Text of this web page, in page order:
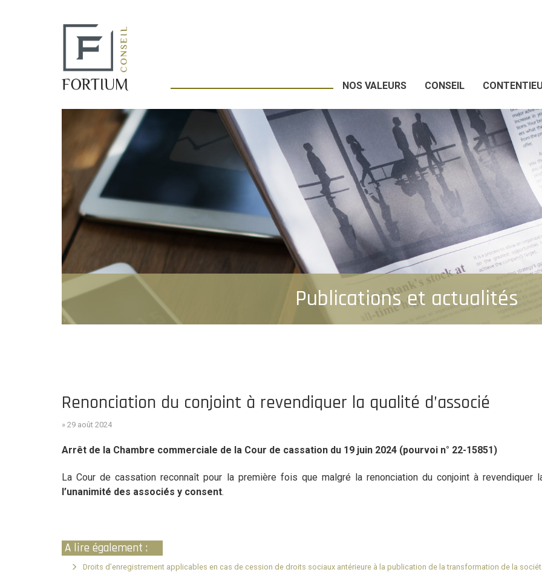
NOS VALEURS CONSEIL
Publications et actualités
Renonciation du conjoint à revendiquer la qualité d’associé
» 29 août 2024
Arrêt de la Chambre commerciale de la Cour de cassation du 19 juin 2024 (pourvoi n° 22-15851)
La Cour de cassation reconnaît pour la première fois que malgré la renonciation du conjoint à revendiquer
l’unanimité des associés y consent.
A lire également :
Droits d’enregistrement applicables en cas de cession de droits sociaux antérieure à la publication de la transformation de la